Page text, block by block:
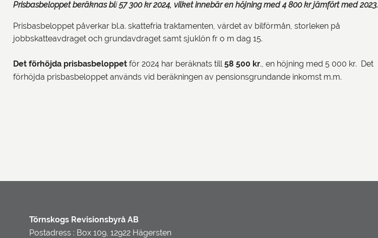
Prisbasbeloppet beräknas bli57 300 kr 2024, vilket innebär en höjning med 4 800 kr jämfört med 2023.
Prisbasbeloppet påverkar bl.a. skattefria traktamenten, värdet av bilförmån, storleken på
jobbskatteavdraget och grundavdraget samt sjuklön fr o m dag 15.
Det förhöjda prisbasbeloppet för 2024 har beräknats till 58 500 kr., en höjning med 5 000 kr. Det
förhöjda prisbasbeloppet används vid beräkningen av pensionsgrundande inkomst m.m.
Törnskogs Revisionsbyrå AB
Postadress : Box 109, 12922 Hägersten